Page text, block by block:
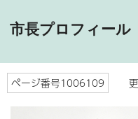
市長プロフィール
ページ番号1006109
更